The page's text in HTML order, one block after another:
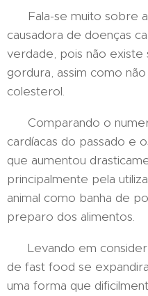
Fala-se muito sobre a
causadora de doenças
verdade, pois não
gordura, assim como
colesterol.
Comparando o
cardíacas do passado e
que aumentou
principalmente pela
animal como banha de
preparo dos alimentos.
Levando em
de fast food se
uma forma que